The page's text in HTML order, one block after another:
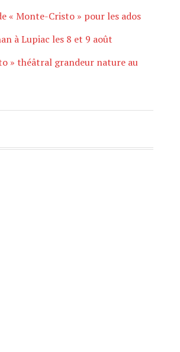
« Monte-Cristo » pour les ados
à Lupiac les 8 et 9 août
» théâtral grandeur nature au